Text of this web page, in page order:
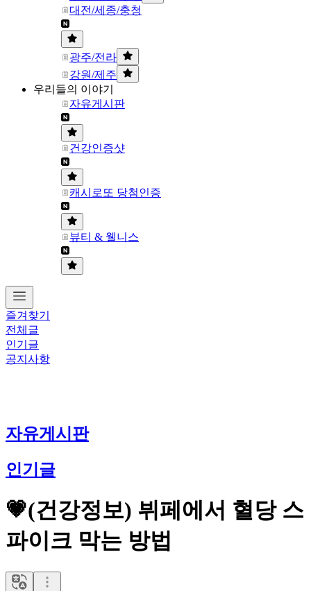
대전/세종/충청
광주/전라
강원/제주
우리들의 이야기
자유게시판
건강인증샷
캐시로또 당첨인증
뷰티 & 웰니스
즐겨찾기
전체글
인기글
공지사항
자유게시판
인기글
💗(건강정보) 뷔페에서 혈당 스
파이크 막는 방법